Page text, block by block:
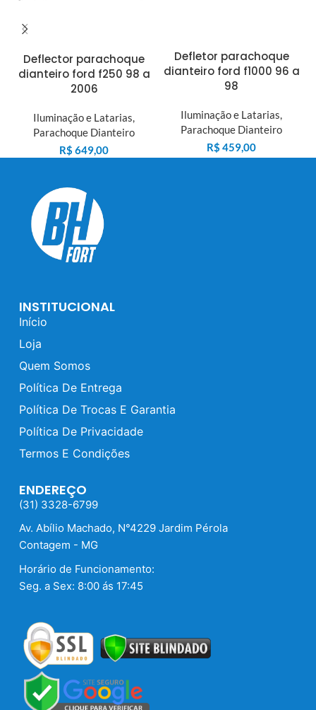
Deflector parachoque
dianteiro ford f250 98 a
2006
Iluminação e Latarias,
Parachoque Dianteiro
R$ 649,00
Defletor parachoque
dianteiro ford f1000 96 a
98
Iluminação e Latarias,
Parachoque Dianteiro
R$ 459,00
INSTITUCIONAL
Início
Loja
Quem Somos
Política De Entrega
Política De Trocas E Garantia
Política De Privacidade
Termos E Condições
ENDEREÇO
(31) 3328-6799
Av. Abílio Machado, N°4229 Jardim Pérola
Contagem - MG
Horário de Funcionamento:
Seg. a Sex: 8:00 ás 17:45